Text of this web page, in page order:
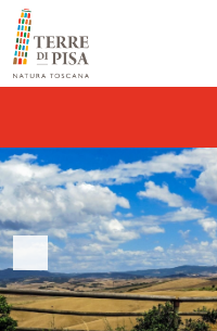
Skip to content